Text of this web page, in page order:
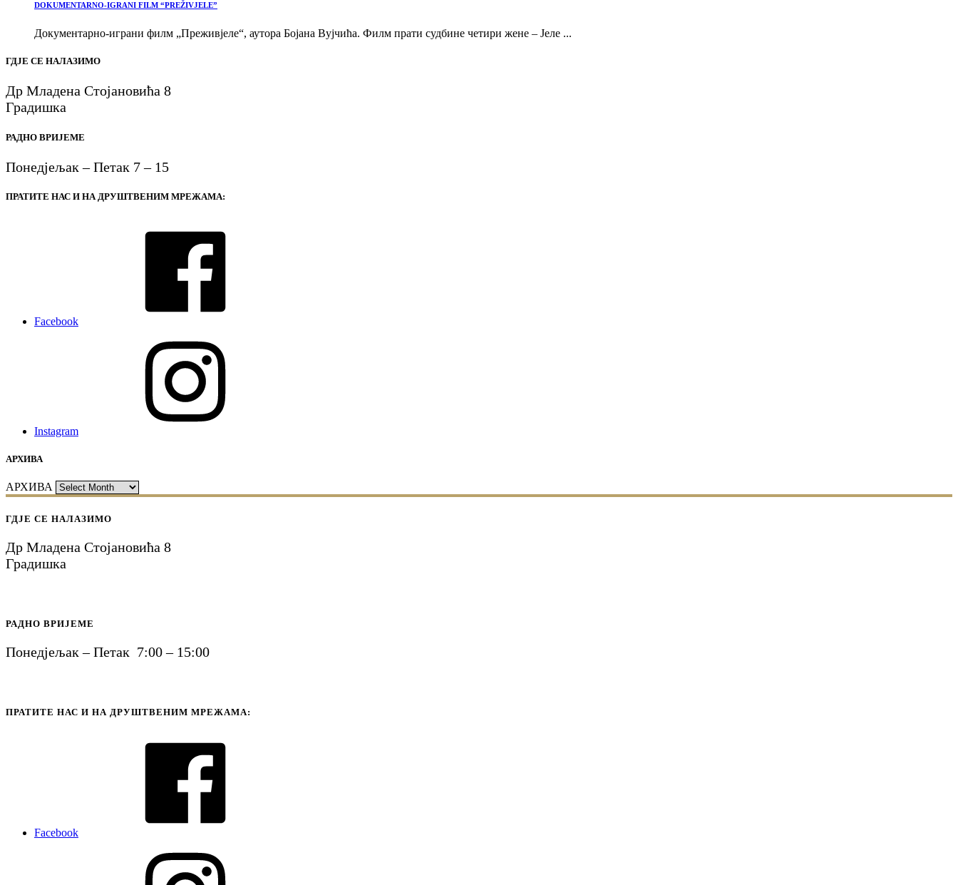
DOKUMENTARNO-IGRANI FILM “PREŽIVJELE”
Документарно-играни филм „Преживјеле“, аутора Бојана Вујчића. Филм прати судбине четири жене – Јеле ...
ГДЈЕ СЕ НАЛАЗИМО
Др Младена Стојановића 8
Градишка
РАДНО ВРИЈЕМЕ
Понедјељак – Петак 7 – 15
ПРАТИТЕ НАС И НА ДРУШТВЕНИМ МРЕЖАМА:
Facebook
Instagram
АРХИВА
АРХИВА
ГДЈЕ СЕ НАЛАЗИМО
Др Младена Стојановића 8
Градишка
РАДНО ВРИЈЕМЕ
Понедјељак – Петак 7:00 – 15:00
ПРАТИТЕ НАС И НА ДРУШТВЕНИМ МРЕЖАМА:
Facebook